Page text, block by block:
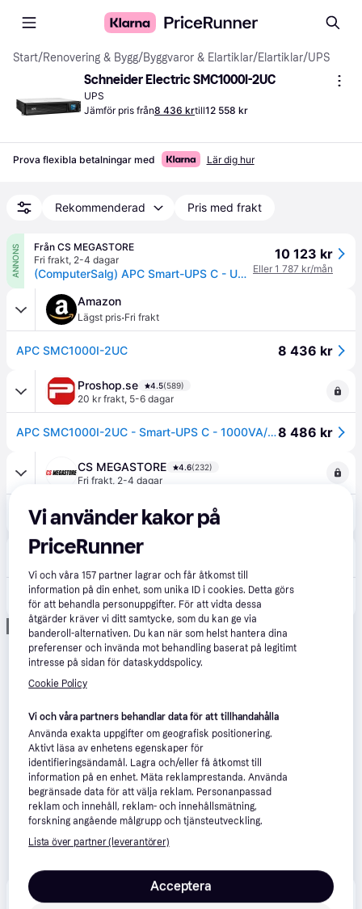
Start/Renovering & Bygg/Byggvaror & Elartiklar/Elartiklar/UPS
Schneider Electric SMC1000I-2UC
UPS
Jämför pris från8 436 krtill12 558 kr
Prova flexibla betalningar med Lär dig hur
Rekommenderad Pris med frakt
ANNONS
Från CS MEGASTORE
Fri frakt, 2-4 dagar
(ComputerSalg) APC Smart-UPS C - UPS (kan monteras i rack) - AC 230 V - 600 Watt - 1000 VA - USB, serial - utgångskontakter: 4 - 2U - svart - med APC SmartConnect - för P/N: AR4018SPX432, AR4024SP, AR4024SPX429, AR4024SPX431, AR4024SPX432, NBWL0356A
10 123 kr
Eller 1 787 kr/mån
Amazon
Lägst pris·Fri frakt
APC SMC1000I-2UC 8 436 kr
Proshop.se 4.5(589)
20 kr frakt, 5-6 dagar
APC SMC1000I-2UC - Smart-UPS C - 1000VA/600W - Line Interactive UPS8 486 kr
CS MEGASTORE 4.6(232)
Fri frakt, 2-4 dagar
Buyersclub
APC Smart-UPS C - UPS - 600 watt - 1000 VA - med APC SmartConnect 11 119 kr
Eller 3 830 kr/mån
Annons
Vi använder kakor på
PriceRunner
Vi och våra157 partner lagrar och får åtkomst till
information på din enhet, som unika ID i cookies. Detta görs
för att behandla personuppgifter. För att vidta dessa
åtgärder kräver vi ditt samtycke, som du kan ge via
banderoll-alternativen. Du kan när som helst hantera dina
preferenser och invända mot behandling baserat på legitimt
intresse på sidan för dataskyddspolicy.
Cookie Policy
Vi och våra partners behandlar data för att tillhandahålla
Använda exakta uppgifter om geografisk positionering.
Aktivt läsa av enhetens egenskaper för
identifieringsändamål. Lagra och/eller få åtkomst till
information på en enhet. Mäta reklamprestanda. Använda
begränsade data för att välja reklam. Personanpassad
reklam och innehåll, reklam- och innehållsmätning,
forskning angående målgrupp och tjänsteutveckling.
Lista över partner (leverantörer)
Acceptera